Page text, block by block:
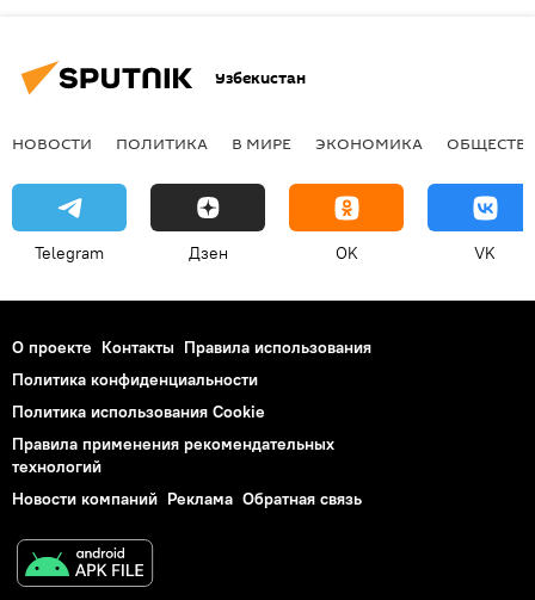
Узбекистан
НОВОСТИ ПОЛИТИКА В МИРЕ ЭКОНОМИКА
Telegram Дзен OK VK
О проекте Контакты Правила использования
Политика конфиденциальности
Политика использования Cookie
Правила применения рекомендательных
технологий
Новости компаний Реклама Обратная связь